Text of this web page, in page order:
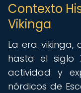
Contexto
Vikinga
La era vikinga,
hasta el siglo
actividad y
nórdicos de